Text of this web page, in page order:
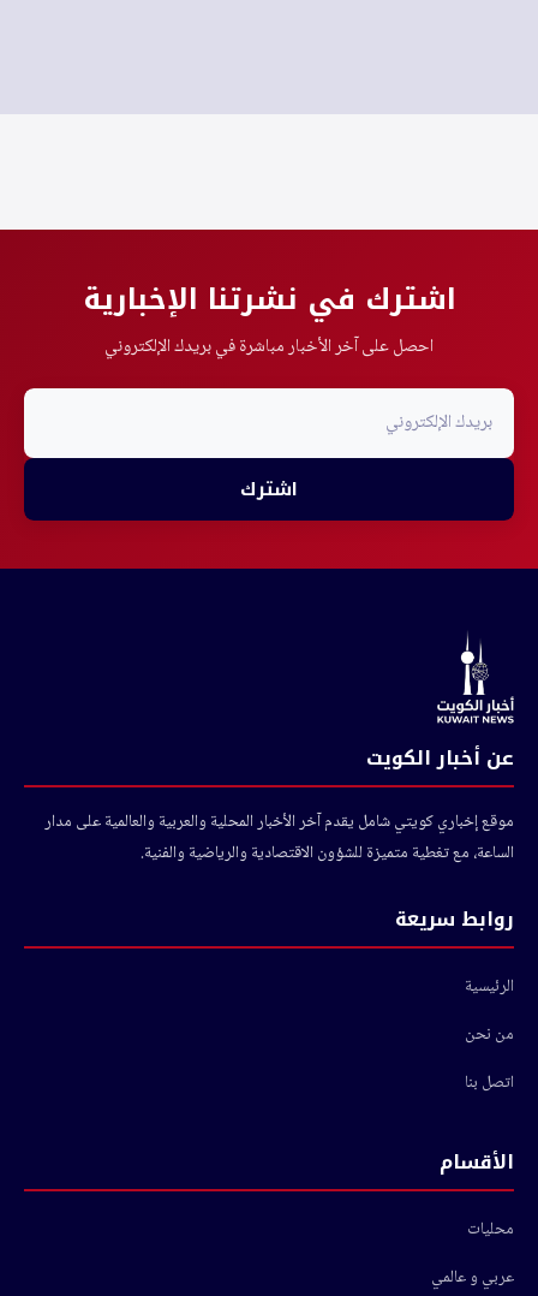
اشترك في نشرتنا الإخبارية
احصل على آخر الأخبار مباشرة في بريدك الإلكتروني
اشترك
عن أخبار الكويت
موقع إخباري كويتي شامل يقدم آخر الأخبار المحلية والعربية والعالمية على مدار
الساعة، مع تغطية متميزة للشؤون الاقتصادية والرياضية والفنية.
روابط سريعة
الرئيسية
من نحن
اتصل بنا
الأقسام
محليات
عربي و عالمي